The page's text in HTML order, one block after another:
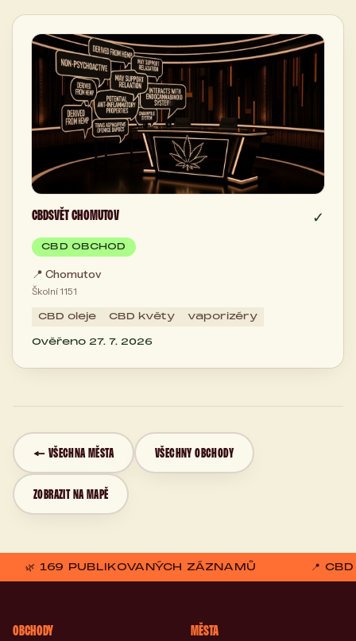
CBDSVĚT CHOMUTOV ✓
CBD OBCHOD
📍 Chomutov
Školní 1151
CBD oleje CBD květy vaporizéry
Ověřeno 27. 7. 2026
← VŠECHNA MĚSTA VŠECHNY OBCHODY
ZOBRAZIT NA MAPĚ
🌿 169 PUBLIKOVANÝCH ZÁZNAMŮ 📍
OBCHODY MĚSTA